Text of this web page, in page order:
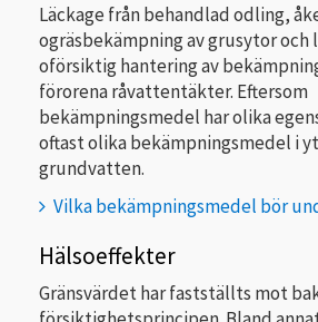
Läckage från behandlad odling,
ogräsbekämpning av grusytor
oförsiktig hantering av
förorena råvattentäkter. Eftersom
bekämpningsmedel har olika
oftast olika bekämpningsmedel i
grundvatten.
Vilka bekämpningsmedel bör
Hälsoeffekter
Gränsvärdet har fastställts mot